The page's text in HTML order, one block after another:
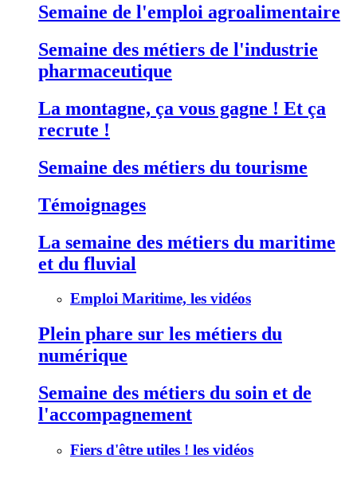
Semaine de l'emploi agroalimentaire
Semaine des métiers de l'industrie
pharmaceutique
La montagne, ça vous gagne ! Et ça
recrute !
Semaine des métiers du tourisme
Témoignages
La semaine des métiers du maritime
et du fluvial
Emploi Maritime, les vidéos
Plein phare sur les métiers du
numérique
Semaine des métiers du soin et de
l'accompagnement
Fiers d'être utiles ! les vidéos